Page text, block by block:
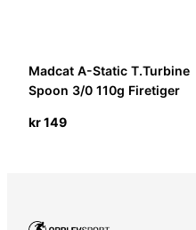
Madcat A-Static T.Turbine
Spoon 3/0 110g Firetiger
kr149